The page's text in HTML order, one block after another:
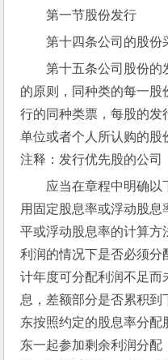
第一节股份发行
第十四条公司的股份
第十五条公司股份的
的原则，同种类的每一
行的同种类票，每股的
单位或者个人所认购的股
注释：发行优先股的公司
应当在章程中明确以
用固定股息率或浮动股
平或浮动股息率的计算
利润的情况下是否必须分
计年度可分配利润不足而
息，差额部分是否累积到
东按照约定的股息率分配
东一起参加剩余利润分配